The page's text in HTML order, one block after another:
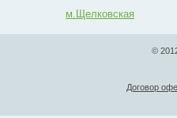
м.Щелковская
©
Договор